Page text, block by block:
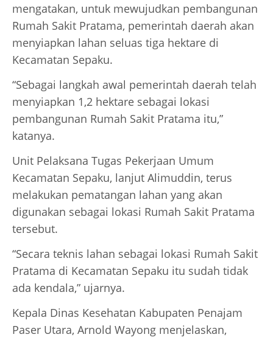
mengatakan, untuk mewujudkan pembangunan
Rumah Sakit Pratama, pemerintah daerah akan
menyiapkan lahan seluas tiga hektare di
Kecamatan Sepaku.
“Sebagai langkah awal pemerintah daerah telah
menyiapkan 1,2 hektare sebagai lokasi
pembangunan Rumah Sakit Pratama itu,”
katanya.
Unit Pelaksana Tugas Pekerjaan Umum
Kecamatan Sepaku, lanjut Alimuddin, terus
melakukan pematangan lahan yang akan
digunakan sebagai lokasi Rumah Sakit Pratama
tersebut.
“Secara teknis lahan sebagai lokasi Rumah Sakit
Pratama di Kecamatan Sepaku itu sudah tidak
ada kendala,” ujarnya.
Kepala Dinas Kesehatan Kabupaten Penajam
Paser Utara, Arnold Wayong menjelaskan,